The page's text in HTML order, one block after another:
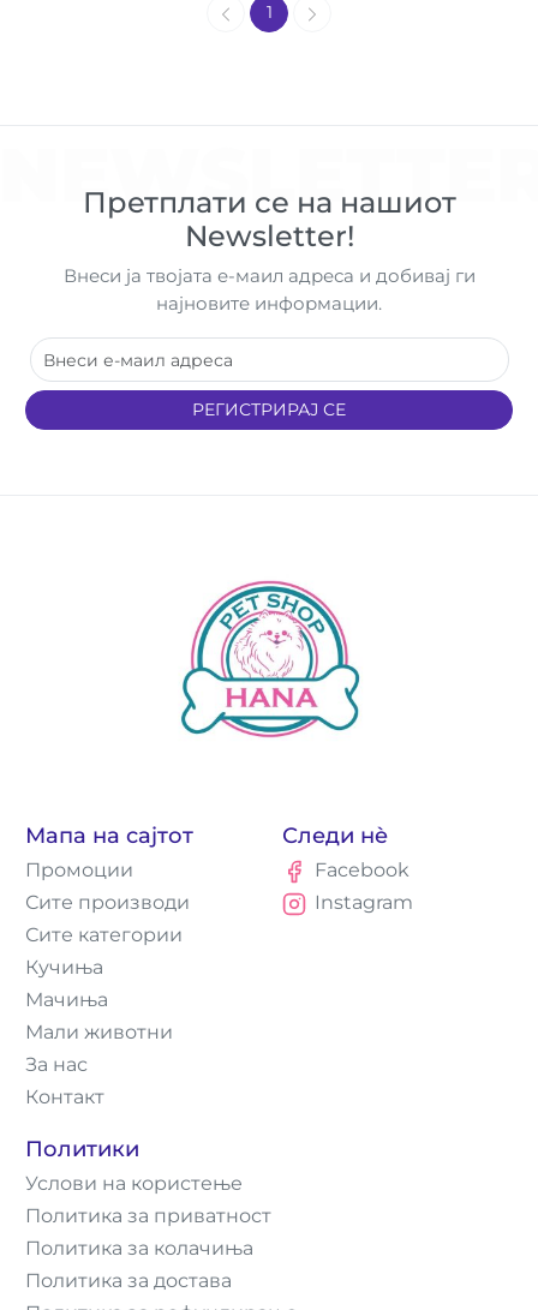
1
Претплати се на нашиот
Newsletter!
Внеси ја твојата е-маил адреса и добивај ги
најновите информации.
РЕГИСТРИРАЈ СЕ
Мапа на сајтот
Промоции
Сите производи
Сите категории
Кучиња
Мачиња
Мали животни
За нас
Контакт
Политики
Услови на користење
Политика за приватност
Политика за колачиња
Политика за достава
Следи нè
Facebook
Instagram